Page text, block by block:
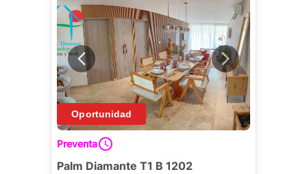
Preventa
Palm Diamante T1 B 1202